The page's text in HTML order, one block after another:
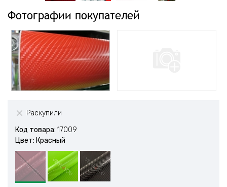
Фотографии покупателей
Раскупили
Код товара: 17009
Цвет: Красный